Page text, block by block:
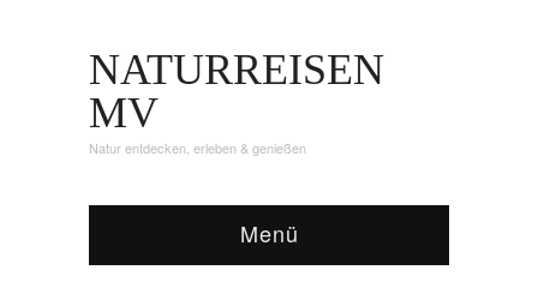
NATURREISEN
MV
Natur entdecken, erleben & genießen
Menü